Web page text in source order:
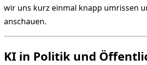
wir uns kurz einmal knapp umrissen
anschauen.
KI in Politik und